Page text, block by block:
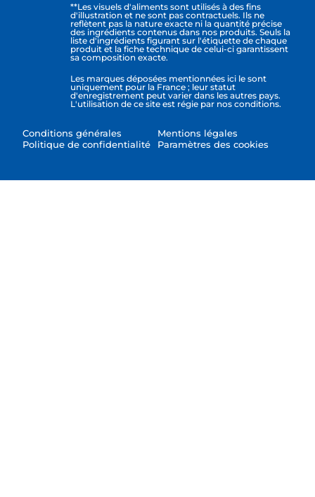
**Les visuels d'aliments sont utilisés à des fins
d'illustration et ne sont pas contractuels. Ils ne
reflètent pas la nature exacte ni la quantité précise
des ingrédients contenus dans nos produits. Seuls la
liste d'ingrédients figurant sur l'étiquette de chaque
produit et la fiche technique de celui-ci garantissent
sa composition exacte.
Les marques déposées mentionnées ici le sont
uniquement pour la France ; leur statut
d'enregistrement peut varier dans les autres pays.
L'utilisation de ce site est régie par nos conditions.
Conditions générales
Politique de confidentialité
Mentions légales
Paramètres des cookies